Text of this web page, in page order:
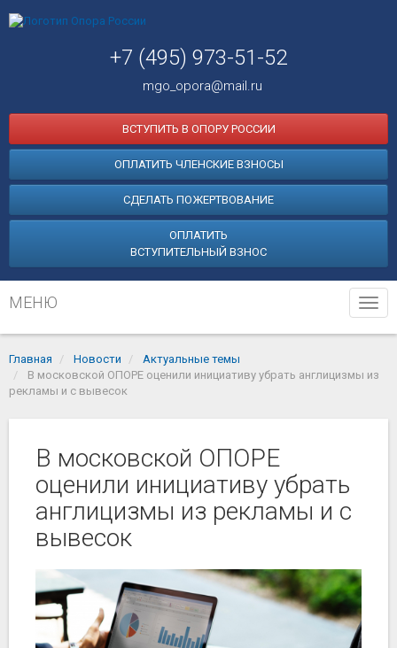
+7 (495) 973-51-52
mgo_opora@mail.ru
ВСТУПИТЬ В ОПОРУ РОССИИ
ОПЛАТИТЬ ЧЛЕНСКИЕ ВЗНОСЫ
СДЕЛАТЬ ПОЖЕРТВОВАНИЕ
ОПЛАТИТЬ
ВСТУПИТЕЛЬНЫЙ ВЗНОС
МЕНЮ
Главная Новости
Актуальные темы
В московской ОПОРЕ оценили инициативу убрать англицизмы из
рекламы и с вывесок
В московской ОПОРЕ
оценили инициативу убрать
англицизмы из рекламы и с
вывесок